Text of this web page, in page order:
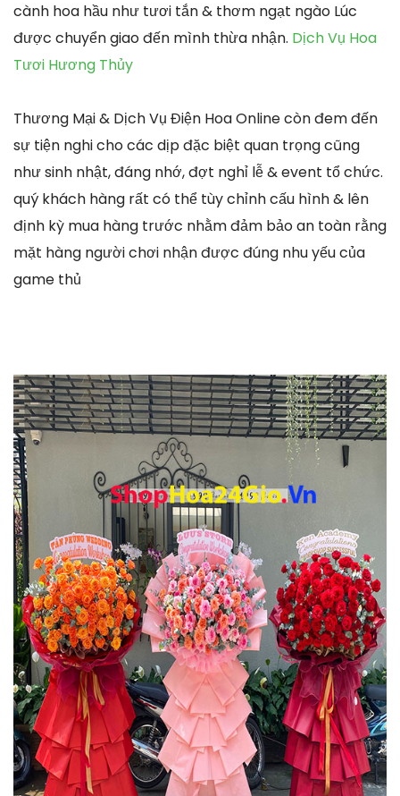
cành hoa hầu như tươi tắn & thơm ngạt ngào Lúc
được chuyển giao đến mình thừa nhận. Dịch Vụ Hoa
Tươi Hương Thủy
Thương Mại & Dịch Vụ Điện Hoa Online còn đem đến
sự tiện nghi cho các dịp đặc biệt quan trọng cũng
như sinh nhật, đáng nhớ, đợt nghỉ lễ & event tổ chức.
quý khách hàng rất có thể tùy chỉnh cấu hình & lên
định kỳ mua hàng trước nhằm đảm bảo an toàn rằng
mặt hàng người chơi nhận được đúng nhu yếu của
game thủ